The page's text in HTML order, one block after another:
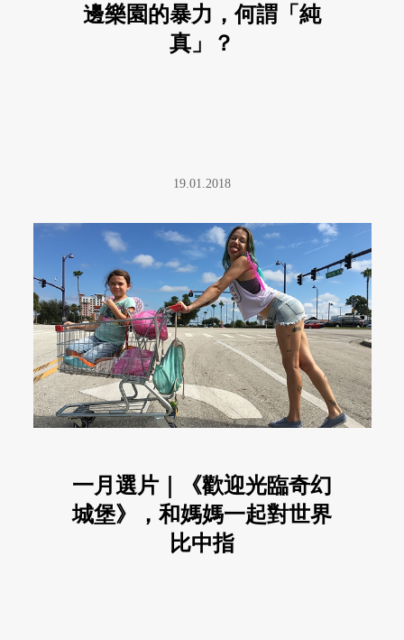
邊樂園的暴力，何謂「純
真」？
19.01.2018
一月選片｜《歡迎光臨奇幻
城堡》，和媽媽一起對世界
比中指